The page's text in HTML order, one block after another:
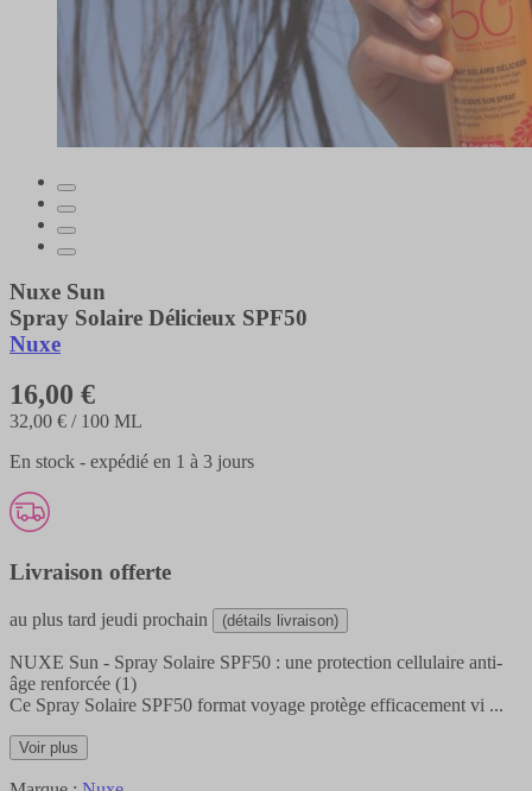
Nuxe Sun
Spray Solaire Délicieux SPF50
Nuxe
16,00 €
32,00 € / 100 ML
En stock - expédié en 1 à 3 jours
Livraison offerte
au plus tard jeudi prochain (détails livraison)
NUXE Sun - Spray Solaire SPF50 : une protection cellulaire anti-
âge renforcée (1)
Ce Spray Solaire SPF50 format voyage protège efficacement vi ...
Voir plus